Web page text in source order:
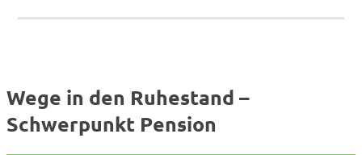
Wege in den Ruhestand –
Schwerpunkt Pension